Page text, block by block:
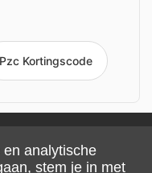
Pzc Kortingscode
Algemene voorwaarden
analytische
stem je in met